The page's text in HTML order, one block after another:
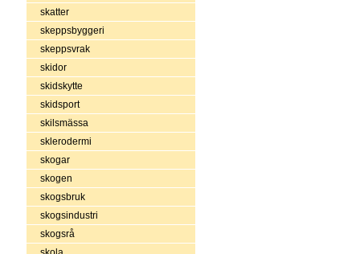
skatter
skeppsbyggeri
skeppsvrak
skidor
skidskytte
skidsport
skilsmässa
sklerodermi
skogar
skogen
skogsbruk
skogsindustri
skogsrå